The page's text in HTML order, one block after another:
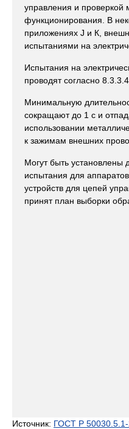
управления и проверкой
функционирования. В
приложениях J и К,
испытаниями на
Испытания на
проводят согласно
Минимальную
сокращают до 1 с и
использовании
к зажимам внешних
Могут быть установлены
испытания для
устройств для цепей
принят план выборки
Источник: ГОСТ Р 50030.5.1-